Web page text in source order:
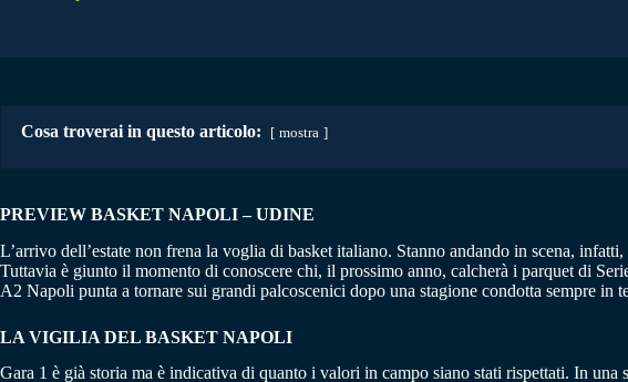
Cosa troverai in questo articolo: mostra
PREVIEW BASKET NAPOLI – UDINE
L’arrivo dell’estate non frena la voglia di basket italiano. Stanno andando in scena,
Tuttavia è giunto il momento di conoscere chi, il prossimo anno, calcherà i parquet di
A2 Napoli punta a tornare sui grandi palcoscenici dopo una stagione condotta sempre in
LA VIGILIA DEL BASKET NAPOLI
Gara 1 è già storia ma è indicativa di quanto i valori in campo siano stati rispettati. In